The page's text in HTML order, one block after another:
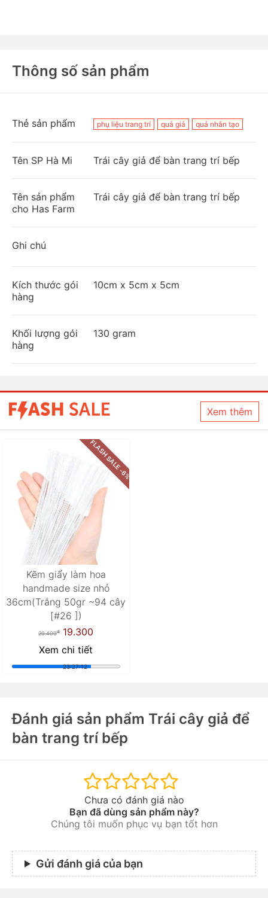
Thông số sản phẩm
Thẻ sản phẩm phụ liệu trang trí quả giả quả nhân tạo
Tên SP Hà Mi Trái cây giả để bàn trang trí bếp
Tên sản phẩm
cho Has Farm
Trái cây giả để bàn trang trí bếp
Ghi chú
Kích thước gói
hàng
10cm x 5cm x 5cm
Khối lượng gói
hàng
130 gram
Xem thêm
Kẽm giấy làm hoa
handmade size nhỏ
36cm(Trắng 50gr ~94 cây
[#26 ])
20.400đ19.300
Xem chi tiết
FLASH SALE -6%
23:27:10
Đánh giá sản phẩm Trái cây giả để
bàn trang trí bếp
Chưa có đánh giá nào
Bạn đã dùng sản phẩm này?
Chúng tôi muốn phục vụ bạn tốt hơn
Gửi đánh giá của bạn